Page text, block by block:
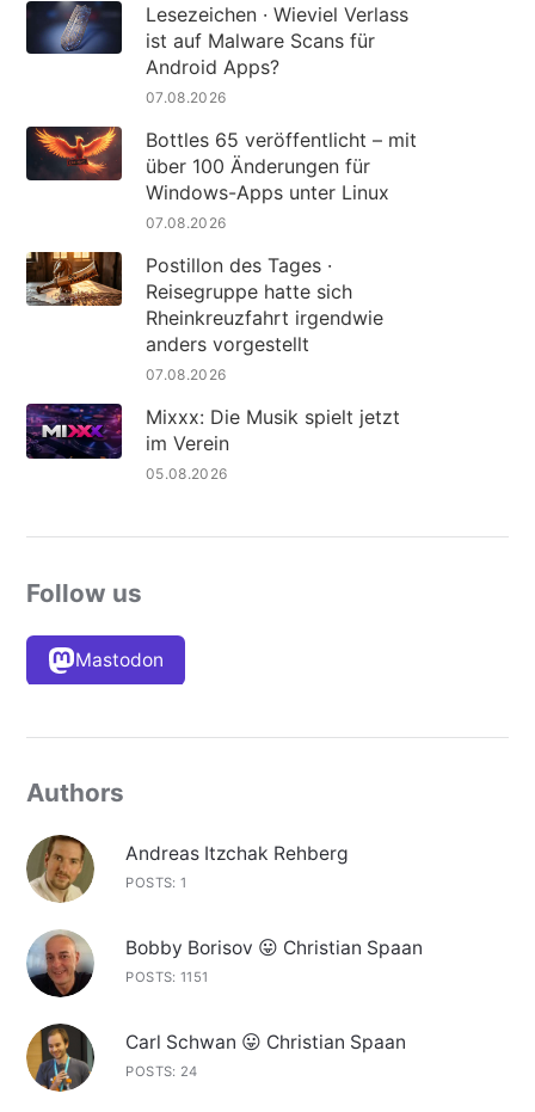
Lesezeichen · Wieviel Verlass
ist auf Malware Scans für
Android Apps?
07.08.2026
Bottles 65 veröffentlicht – mit
über 100 Änderungen für
Windows-Apps unter Linux
07.08.2026
Postillon des Tages ·
Reisegruppe hatte sich
Rheinkreuzfahrt irgendwie
anders vorgestellt
07.08.2026
Mixxx: Die Musik spielt jetzt
im Verein
05.08.2026
Follow us
Mastodon
Authors
Andreas Itzchak Rehberg
POSTS: 1
Bobby Borisov 😛 Christian Spaan
POSTS: 1151
Carl Schwan 😛 Christian Spaan
POSTS: 24